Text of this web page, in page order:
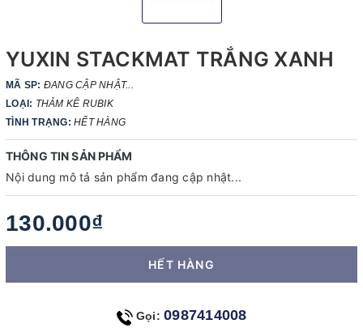
YUXIN STACKMAT TRẮNG XANH
MÃ SP: ĐANG CẬP NHẬT...
LOẠI: THẢM KÊ RUBIK
TÌNH TRẠNG: HẾT HÀNG
THÔNG TIN SẢN PHẨM
Nội dung mô tả sản phẩm đang cập nhật...
130.000₫
HẾT HÀNG
Gọi: 0987414008